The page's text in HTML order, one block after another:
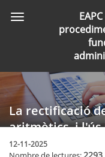
Toggle
navigation
La rectificació
aritmètics, i l'ús
poder? Alguns
12-11-2025